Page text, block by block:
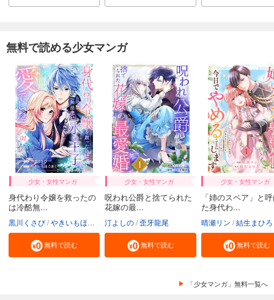
無料で読める少女マンガ
少女・女性マンガ
身代わり令嬢を救ったの
は冷酷無...
黒川くさび やきいもほくほく
無料で読む
少女・女性マンガ
呪われ公爵と捨てられた
花嫁の最...
汀よしの 歪牙龍尾
無料で読む
少女・女性マンガ
「姉のスペア」と
た身代わ...
晴瀬リン 結生まひろ
無料で読む
「少女マンガ」無料一覧へ